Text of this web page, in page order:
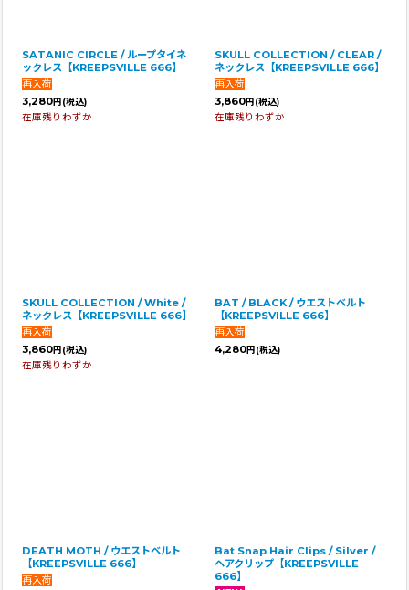
SATANIC CIRCLE / ループタイネ
ックレス【KREEPSVILLE 666】
3,280円 (税込)
在庫残りわずか
SKULL COLLECTION / CLEAR /
ネックレス【KREEPSVILLE 666】
3,860円 (税込)
在庫残りわずか
SKULL COLLECTION / White /
ネックレス【KREEPSVILLE 666】
3,860円 (税込)
在庫残りわずか
BAT / BLACK / ウエストベルト
【KREEPSVILLE 666】
4,280円 (税込)
DEATH MOTH / ウエストベルト
【KREEPSVILLE 666】
Bat Snap Hair Clips / Silver /
ヘアクリップ【KREEPSVILLE
666】